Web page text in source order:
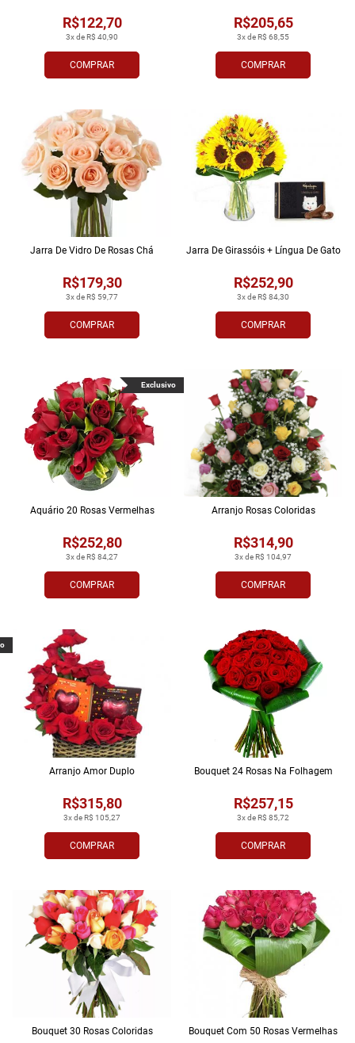
COMPRAR
3x de R$ 40,90
R$122,70
COMPRAR
3x de R$ 68,55
R$205,65
COMPRAR
3x de R$ 59,77
R$179,30
Jarra De Vidro De Rosas Chá
COMPRAR
3x de R$ 84,30
R$252,90
Jarra De Girassóis + Língua De Gato
COMPRAR
3x de R$ 84,27
R$252,80
Aquário 20 Rosas Vermelhas
Exclusivo
COMPRAR
3x de R$ 104,97
R$314,90
Arranjo Rosas Coloridas
COMPRAR
3x de R$ 105,27
R$315,80
Arranjo Amor Duplo
COMPRAR
3x de R$ 85,72
R$257,15
Bouquet 24 Rosas Na Folhagem
Bouquet 30 Rosas Coloridas Bouquet Com 50 Rosas Vermelhas